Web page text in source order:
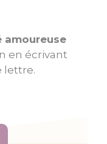
amoureuse
en écrivant
lettre.